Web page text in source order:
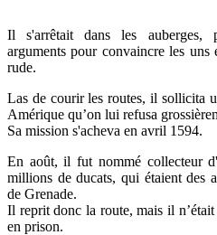
Il s'arrêtait dans les auberges,
arguments pour convaincre les
rude.
Las de courir les routes, il sollicita
Amérique qu’on lui refusa
Sa mission s'acheva en avril 1594.
En août, il fut nommé collecteur
millions de ducats, qui étaient des
de Grenade.
Il reprit donc la route, mais il
en prison.